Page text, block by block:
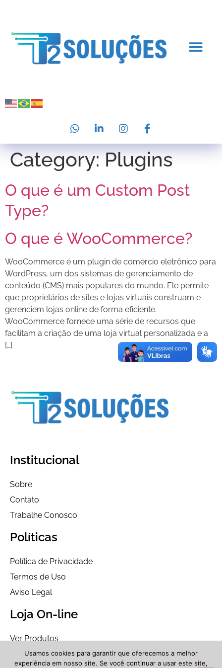
Category:Plugins
O que é um Custom Post
Type?
O que é WooCommerce?
WooCommerce é um plugin de comércio eletrônico para
WordPress, um dos sistemas de gerenciamento de
conteúdo (CMS) mais populares do mundo. Ele permite
que proprietários de sites e lojas virtuais construam e
gerenciem lojas online de forma eficiente.
WooCommerce fornece uma série de recursos que
facilitam a criação de uma loja virtual personalizada e a
[…]
Institucional
Sobre
Contato
Trabalhe Conosco
Políticas
Política de Privacidade
Termos de Uso
Aviso Legal
Loja On-line
Ver Produtos
2021-2026 | T2 SOLUCOES EM TECNOLOGIA LTDA 44.770.760/0001-53. Orgulhosamente
Usamos cookies para garantir que oferecemos a melhor
experiência em nosso site. Se você continuar a usar este site,